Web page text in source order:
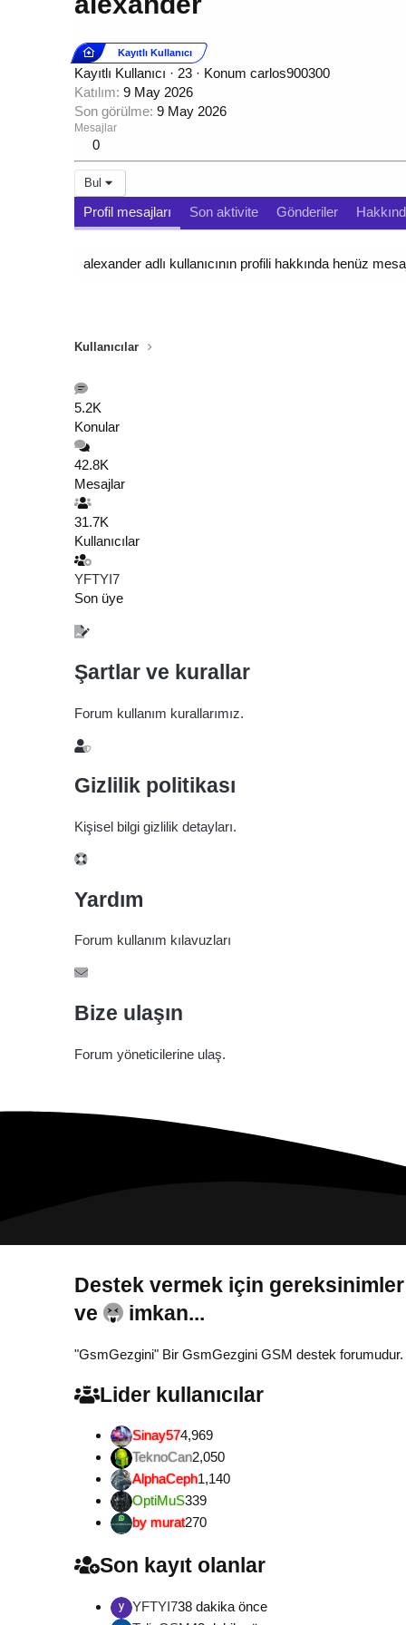
Kayıtlı Kullanıcı
Kayıtlı Kullanıcı · 23 · Konum carlos900300
Katılım 9 May 2026
Son görülme 9 May 2026
Mesajlar
0
Bul
Profil mesajları Son aktivite Gönderiler
alexander adlı kullanıcının profili hakkında henüz
Kullanıcılar
5.2K
Konular
42.8K
Mesajlar
31.7K
Kullanıcılar
YFTYI7
Son üye
Şartlar ve kurallar
Forum kullanım kurallarımız.
Gizlilik politikası
Kişisel bilgi gizlilik detayları.
Yardım
Forum kullanım kılavuzları
Bize ulaşın
Forum yöneticilerine ulaş.
Destek vermek için
Gönül...
"GsmGezgini" Bir GsmGezgini GSM destek
Lider kullanıcılar
Sinay574,969
TeknoCan2,050
AlphaCeph1,140
OptiMuS339
by murat270
Son kayıt olanlar
YFTYI738 dakika önce